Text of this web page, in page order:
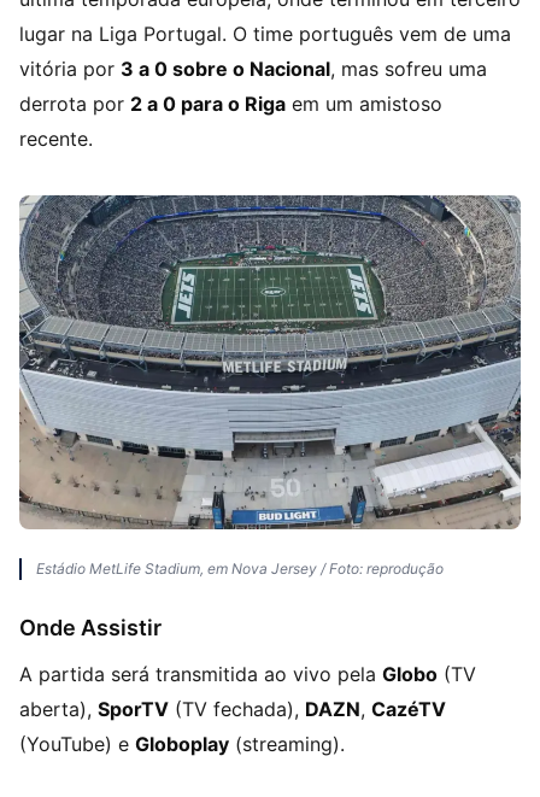
lugar na Liga Portugal. O time português vem de uma
vitória por 3 a 0 sobre o Nacional, mas sofreu uma
derrota por 2 a 0 para o Riga em um amistoso
recente.
Estádio MetLife Stadium, em Nova Jersey / Foto: reprodução
Onde Assistir
A partida será transmitida ao vivo pela Globo (TV
aberta), SporTV (TV fechada), DAZN, CazéTV
(YouTube) e Globoplay (streaming).